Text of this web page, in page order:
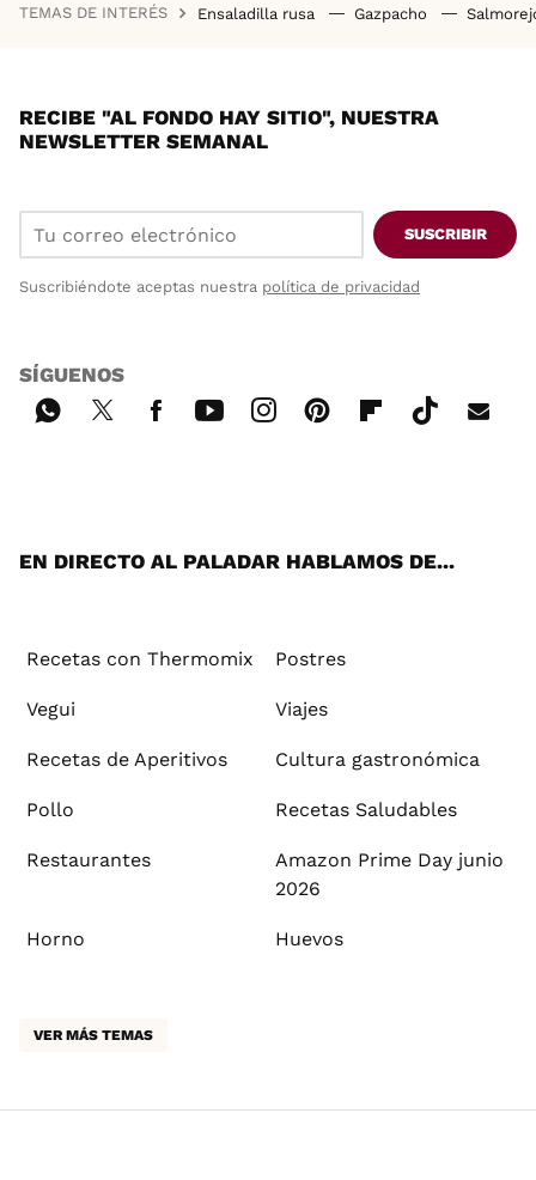
TEMAS DE INTERÉS Ensaladilla rusa Gazpacho
RECIBE "AL FONDO HAY SITIO", NUESTRA
NEWSLETTER SEMANAL
SUSCRIBIR
Suscribiéndote aceptas nuestra política de privacidad
SÍGUENOS
EN DIRECTO AL PALADAR HABLAMOS DE...
Recetas con Thermomix Postres
Vegui Viajes
Recetas de Aperitivos Cultura gastronómica
Pollo Recetas Saludables
Restaurantes
Amazon Prime Day junio
2026
Horno Huevos
VER MÁS TEMAS